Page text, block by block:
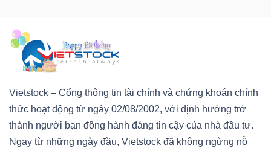
Vietstock – Cổng thông tin tài chính và chứng khoán chính
thức hoạt động từ ngày 02/08/2002, với định hướng trở
thành người bạn đồng hành đáng tin cậy của nhà đầu tư.
Ngay từ những ngày đầu, Vietstock đã không ngừng nỗ